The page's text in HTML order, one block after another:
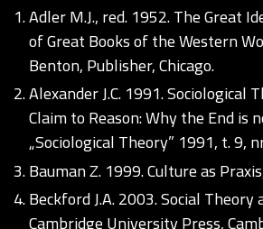
Adler M.J., red. 1952. The Great
of Great Books of the Western
Benton, Publisher, Chicago.
Alexander J.C. 1991. Sociological
Claim to Reason: Why the End is
„Sociological Theory” 1991, t. 9,
Bauman Z. 1999. Culture as
Beckford J.A. 2003. Social Theory